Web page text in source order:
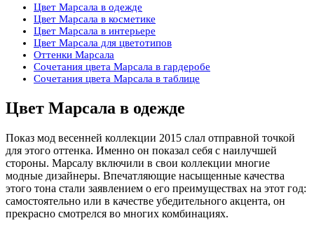
Цвет Марсала в одежде
Цвет Марсала в косметике
Цвет Марсала в интерьере
Цвет Марсала для цветотипов
Оттенки Марсала
Сочетания цвета Марсала в гардеробе
Сочетания цвета Марсала в таблице
Цвет Марсала в одежде
Показ мод весенней коллекции 2015 слал отправной точкой
для этого оттенка. Именно он показал себя с наилучшей
стороны. Марсалу включили в свои коллекции многие
модные дизайнеры. Впечатляющие насыщенные качества
этого тона стали заявлением о его преимуществах на этот год:
самостоятельно или в качестве убедительного акцента, он
прекрасно смотрелся во многих комбинациях.